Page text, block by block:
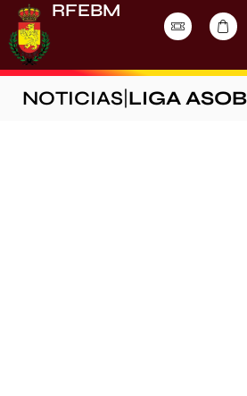
RFEBM
NOTICIAS LIGA